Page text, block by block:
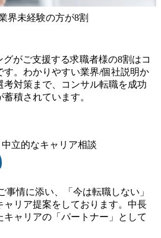
ー以上のマネジメント経験 ・お客
験 ・組織課題に対して主体的に業
経験 ・アジャイル/スクラムへの興
齢にこだわらず、アドバイスを素
力のある方
などの取り組み、また、フレッ
ション制度、フルリモート制度な
ートする制度が整備されている 202
終了 2026年8月12日(水) 16:00 202
SCM SU 1day選考会を開催いた
でのSCM構築」や「物流・調達コ
た伝統的なテーマに留まらずクラ
べき「グリーントランスフォー
対して、グローバル知見と最新の
造改革と社会価値の創造の取り組
ナルチームです。 今回1day選考対
記となります。 ・コンサルタント
SU】 ・コンサルタント(ECM/
【SSC SU】 ・SCM/ECMデータ・
SCM Strategy Unit(Strategy
≫ ・コンサルタント(SCS SUオー
】 ※当日は全体での会社説明な
ているのか」、「ケース面接の経
りたい」などのお声をたくさんい
交流、実際のプロジェクトのケー
面接等、複数のセッションを約1か
考にご参加いただきます。コンサ
戦略コンサルタントの具体的な
ていただきますので、戦略コンサ
持ちの方は、この機会にぜひご応
までに受験いただきます ・8月21
者をご案内します ・初回プログラ
@ベイン東京オフィス(六本木)
サルタントとの食事会、プロジ
ワークショップなどを実施します
会にて採用面接を実施する予定で
は別途調整いたします 初回プロ
界未経験の方が8割
がご支援する求職者様の8割はコ
す。わかりやすい業界/個社説明か
考対策まで、コンサル転職を成功
積されています。
中立的なキャリア相談
事情に添い、「今は転職しない」
ャリア提案をしております。中長
ャリアの「パートナー」として